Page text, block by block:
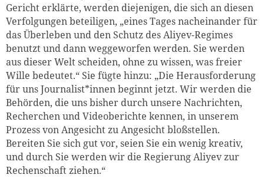
Gericht erklärte, werden diejenigen, die sich an diesen
Verfolgungen beteiligen, „eines Tages nacheinander für
das Überleben und den Schutz des Aliyev-Regimes
benutzt und dann weggeworfen werden. Sie werden
aus dieser Welt scheiden, ohne zu wissen, was freier
Wille bedeutet.“ Sie fügte hinzu: „Die Herausforderung
für uns Journalist*innen beginnt jetzt. Wir werden die
Behörden, die uns bisher durch unsere Nachrichten,
Recherchen und Videoberichte kennen, in unserem
Prozess von Angesicht zu Angesicht bloßstellen.
Bereiten Sie sich gut vor, seien Sie ein wenig kreativ,
und durch Sie werden wir die Regierung Aliyev zur
Rechenschaft ziehen.“